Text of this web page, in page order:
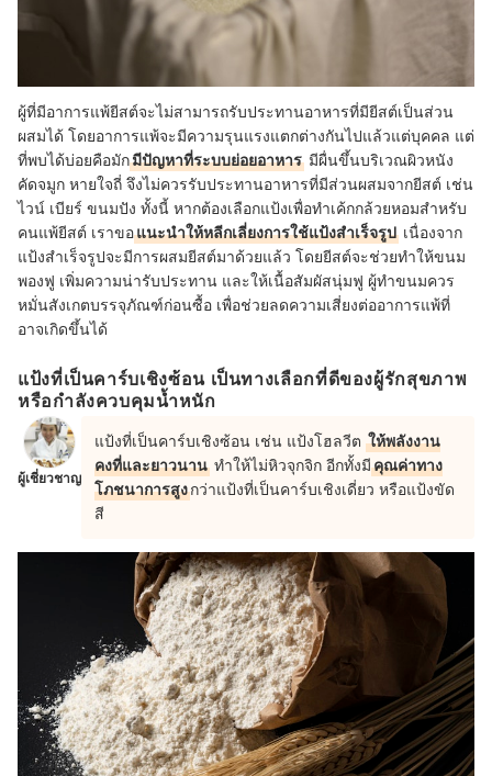
ผู้ที่มีอาการแพ้ยีสต์จะไม่สามารถรับประทานอาหารที่มียีสต์เป็นส่วน
ผสมได้ โดยอาการแพ้จะมีความรุนแรงแตกต่างกันไปแล้วแต่บุคคล แต่
ที่พบได้บ่อยคือมักมีปัญหาที่ระบบย่อยอาหาร มีผื่นขึ้นบริเวณผิวหนัง
คัดจมูก หายใจถี่ จึงไม่ควรรับประทานอาหารที่มีส่วนผสมจากยีสต์ เช่น
ไวน์ เบียร์ ขนมปัง ทั้งนี้ หากต้องเลือกแป้งเพื่อทำเค้กกล้วยหอมสำหรับ
คนแพ้ยีสต์ เราขอแนะนำให้หลีกเลี่ยงการใช้แป้งสำเร็จรูป เนื่องจาก
แป้งสำเร็จรูปจะมีการผสมยีสต์มาด้วยแล้ว โดยยีสต์จะช่วยทำให้ขนม
พองฟู เพิ่มความน่ารับประทาน และให้เนื้อสัมผัสนุ่มฟู ผู้ทำขนมควร
หมั่นสังเกตบรรจุภัณฑ์ก่อนซื้อ เพื่อช่วยลดความเสี่ยงต่ออาการแพ้ที่
อาจเกิดขึ้นได้
แป้งที่เป็นคาร์บเชิงซ้อน เป็นทางเลือกที่ดีของผู้รักสุขภาพ
หรือกำลังควบคุมน้ำหนัก
ผู้เชี่ยวชาญ
แป้งที่เป็นคาร์บเชิงซ้อน เช่น แป้งโฮลวีต ให้พลังงาน
คงที่และยาวนาน ทำให้ไม่หิวจุกจิก อีกทั้งมีคุณค่าทาง
โภชนาการสูงกว่าแป้งที่เป็นคาร์บเชิงเดี่ยว หรือแป้งขัด
สี